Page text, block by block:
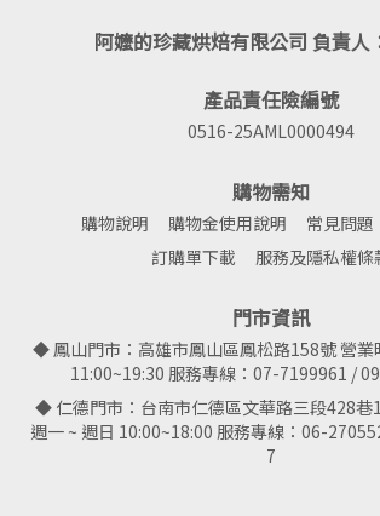
阿嬤的珍藏烘焙有限公司 負責人
產品責任險編號
0516-25AML0000494
購物需知
購物說明 購物金使用說明 常見問題
訂購單下載
服務及隱私權條
門市資訊
◆ 鳳山門市：高雄市鳳山區鳳松路158號 營業
11:00~19:30 服務專線：07-7199961 /
◆ 仁德門市：台南市仁德區文華路三段428巷
週一 ~ 週日 10:00~18:00 服務專線：06-
7